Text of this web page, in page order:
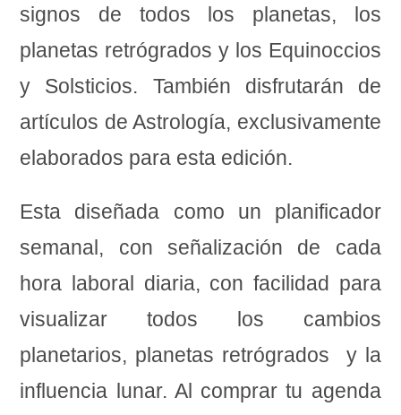
signos de todos los planetas, los
planetas retrógrados y los Equinoccios
y Solsticios. También disfrutarán de
artículos de Astrología, exclusivamente
elaborados para esta edición.
Esta diseñada como un planificador
semanal, con señalización de cada
hora laboral diaria, con facilidad para
visualizar todos los cambios
planetarios, planetas retrógrados y la
influencia lunar. Al comprar tu agenda